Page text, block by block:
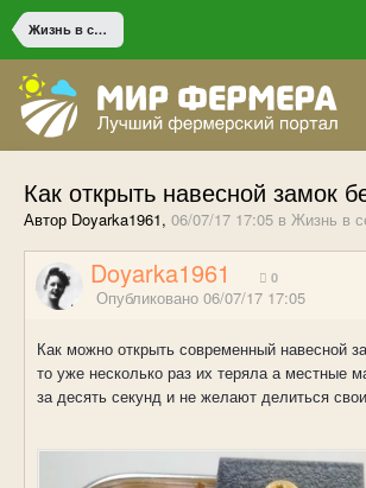
Жизнь в сельской местности
Как открыть навесной замок
Автор Doyarka1961, 06/07/17 17:05 в Жизнь в
Doyarka1961 0
Опубликовано 06/07/17 17:05
Как можно открыть современный навесной
то уже несколько раз их теряла а местные
за десять секунд и не желают делиться